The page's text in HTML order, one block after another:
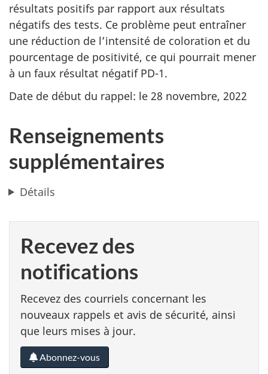
résultats positifs par rapport aux résultats
négatifs des tests. Ce problème peut entraîner
une réduction de l’intensité de coloration et du
pourcentage de positivité, ce qui pourrait mener
à un faux résultat négatif PD-1.
Date de début du rappel: le 28 novembre, 2022
Renseignements
supplémentaires
Détails
Recevez des
notifications
Recevez des courriels concernant les
nouveaux rappels et avis de sécurité, ainsi
que leurs mises à jour.
Abonnez-vous